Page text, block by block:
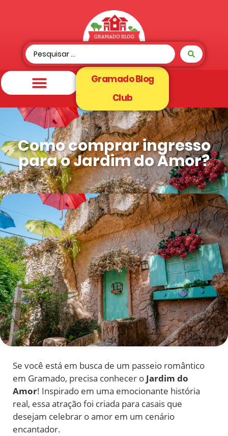
Gramado Blog
Club
Como comprar ingresso
para o Jardim do Amor?
Se você está em busca de um passeio romântico
em Gramado, precisa conhecer o Jardim do
Amor! Inspirado em uma emocionante história
real, essa atração foi criada para casais que
desejam celebrar o amor em um cenário
encantador.